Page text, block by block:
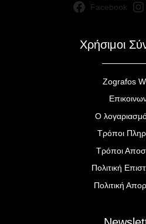
Facebook
Χρήσιμοι
Zografos
Ο
Τρόποι
Τρόποι
Πολιτική
Πολιτική